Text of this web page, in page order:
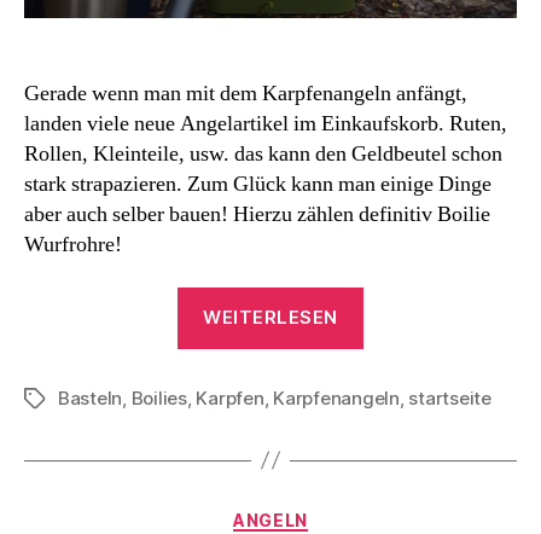
Gerade wenn man mit dem Karpfenangeln anfängt,
landen viele neue Angelartikel im Einkaufskorb. Ruten,
Rollen, Kleinteile, usw. das kann den Geldbeutel schon
stark strapazieren. Zum Glück kann man einige Dinge
aber auch selber bauen! Hierzu zählen definitiv Boilie
Wurfrohre!
WEITERLESEN
bauen“
Schlagwörter
Basteln, Boilies, Karpfen, Karpfenangeln, startseite
Kategorien
ANGELN